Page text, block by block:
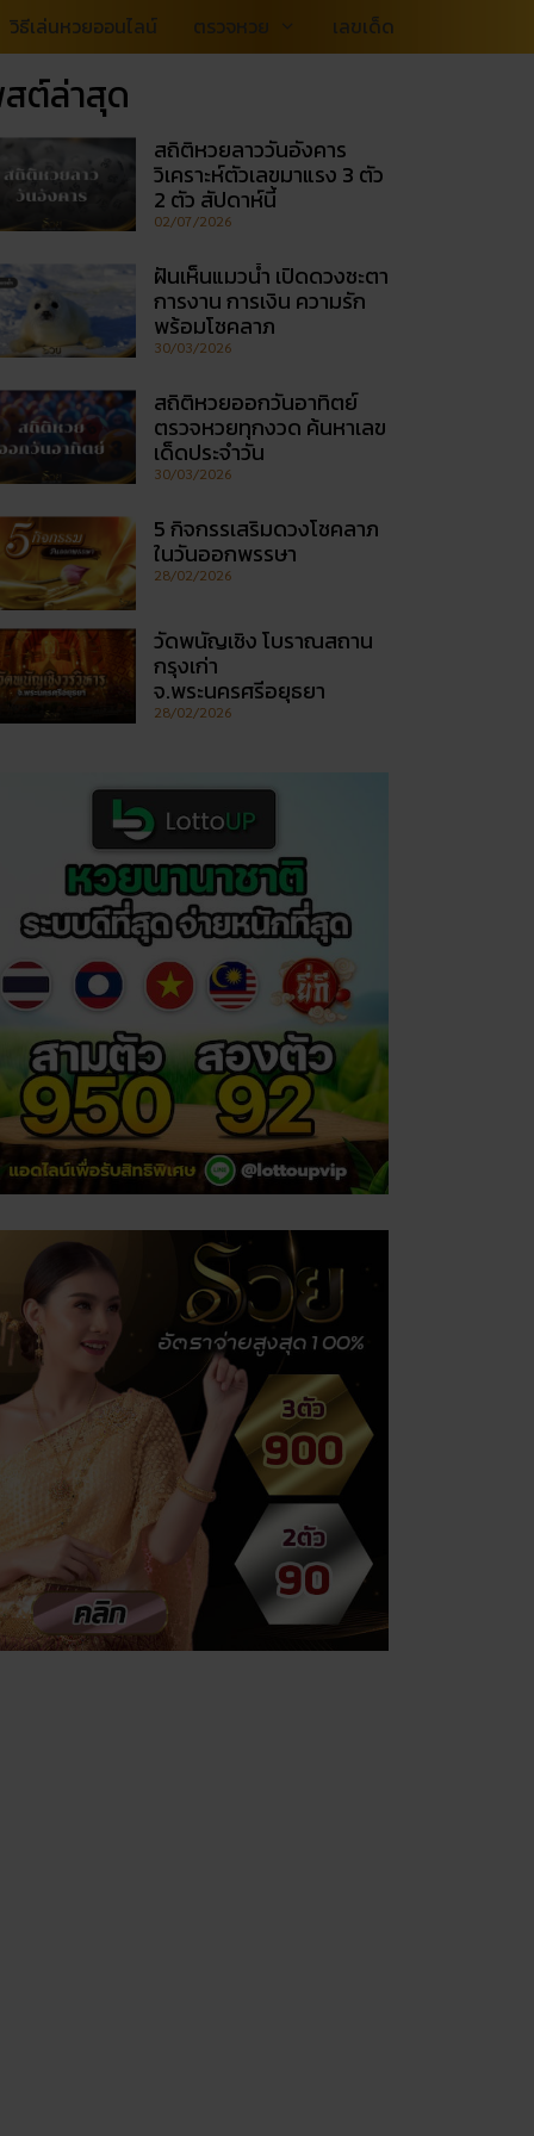
วิธีเล่นหวยออนไลน์ ตรวจหวย เลขเด็ด
ต์ล่าสุด
สถิติหวยลาววันอังคาร
วิเคราะห์ตัวเลขมาแรง 3 ตัว
2 ตัว สัปดาห์นี้
02/07/2026
ฝันเห็นแมวน้ำ เปิดดวงชะตา
การงาน การเงิน ความรัก
พร้อมโชคลาภ
30/03/2026
สถิติหวยออกวันอาทิตย์
ตรวจหวยทุกงวด ค้นหาเลข
เด็ดประจำวัน
30/03/2026
5 กิจกรรเสริมดวงโชคลาภ
ในวันออกพรรษา
28/02/2026
วัดพนัญเชิง โบราณสถาน
กรุงเก่า
จ.พระนครศรีอยุธยา
28/02/2026